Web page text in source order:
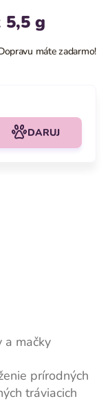
5,5 g
máte zadarmo!
DARUJ
a mačky
prírodných
tráviacich